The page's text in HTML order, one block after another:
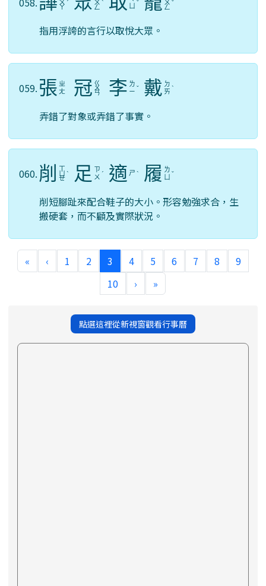
ㄨ
ㄚ
ˊ ㄨ
ㄥ
ˋ ˇ ㄨ
ㄥ
ˇ
指用浮誇的言行以取悅大眾。
059. 張 ㄓ
ㄤ
冠 ㄍ
ㄨ
ㄢ 李 ㄌ
ㄧ ˇ 戴 ㄉ
ㄞ ˋ
弄錯了對象或弄錯了事實。
060. 削 ㄒ
ㄩ
ㄝ
ˋ 足 ㄗ
ㄨ ˊ 適 ㄕ ˋ 履 ㄌ
ˇ
削短腳趾來配合鞋子的大小。形容勉強求合，生
搬硬套，而不顧及實際狀況。
« ‹ 1 2 3 (current)
4 5 6 7 8
9
10
› »
點選這裡從新視窗觀看行事曆